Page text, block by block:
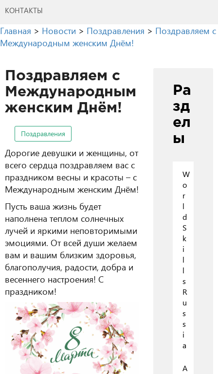
КОНТАКТЫ
Главная > Новости > Поздравления > Поздравляем с
Международным женским Днём!
Поздравляем с
Международным
женским Днём!
Поздравления
Дорогие девушки и женщины, от
всего сердца поздравляем вас с
праздником весны и красоты – с
Международным женским Днём!
Пусть ваша жизнь будет
наполнена теплом солнечных
лучей и яркими неповторимыми
эмоциями. От всей души желаем
вам и вашим близким здоровья,
благополучия, радости, добра и
весеннего настроения! С
праздником!
Ра
зд
ел
ы
W
o
r
l
d
S
k
i
l
l
s
R
u
s
s
i
a
А